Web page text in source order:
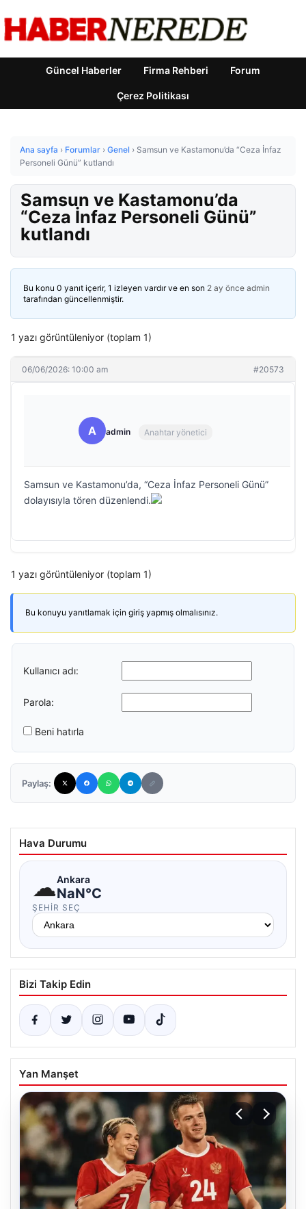
Güncel Haberler Firma Rehberi Forum
Çerez Politikası
Ana sayfa › Forumlar › Genel › Samsun ve Kastamonu’da “Ceza İnfaz
Personeli Günü” kutlandı
Samsun ve Kastamonu’da
“Ceza İnfaz Personeli Günü”
kutlandı
Bu konu 0 yanıt içerir, 1 izleyen vardır ve en son 2 ay önce admin
tarafından güncellenmiştir.
1 yazı görüntüleniyor (toplam 1)
06/06/2026: 10:00 am #20573
A admin Anahtar yönetici
Samsun ve Kastamonu’da, “Ceza İnfaz Personeli Günü”
dolayısıyla tören düzenlendi.
1 yazı görüntüleniyor (toplam 1)
Bu konuyu yanıtlamak için giriş yapmış olmalısınız.
Kullanıcı adı:
Parola:
Beni hatırla
Paylaş:
Hava Durumu
☁Ankara
NaN°C
ŞEHIR SEÇ
Bizi Takip Edin
Yan Manşet